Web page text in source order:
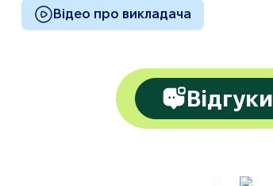
Відео про викладача
Відгуки